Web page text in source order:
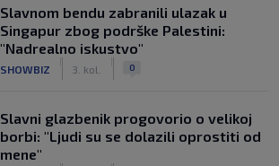
Slavnom bendu zabranili ulazak u
Singapur zbog podrške Palestini:
"Nadrealno iskustvo"
SHOWBIZ 3. kol. 0
Slavni glazbenik progovorio o velikoj
borbi: "Ljudi su se dolazili oprostiti od
mene"